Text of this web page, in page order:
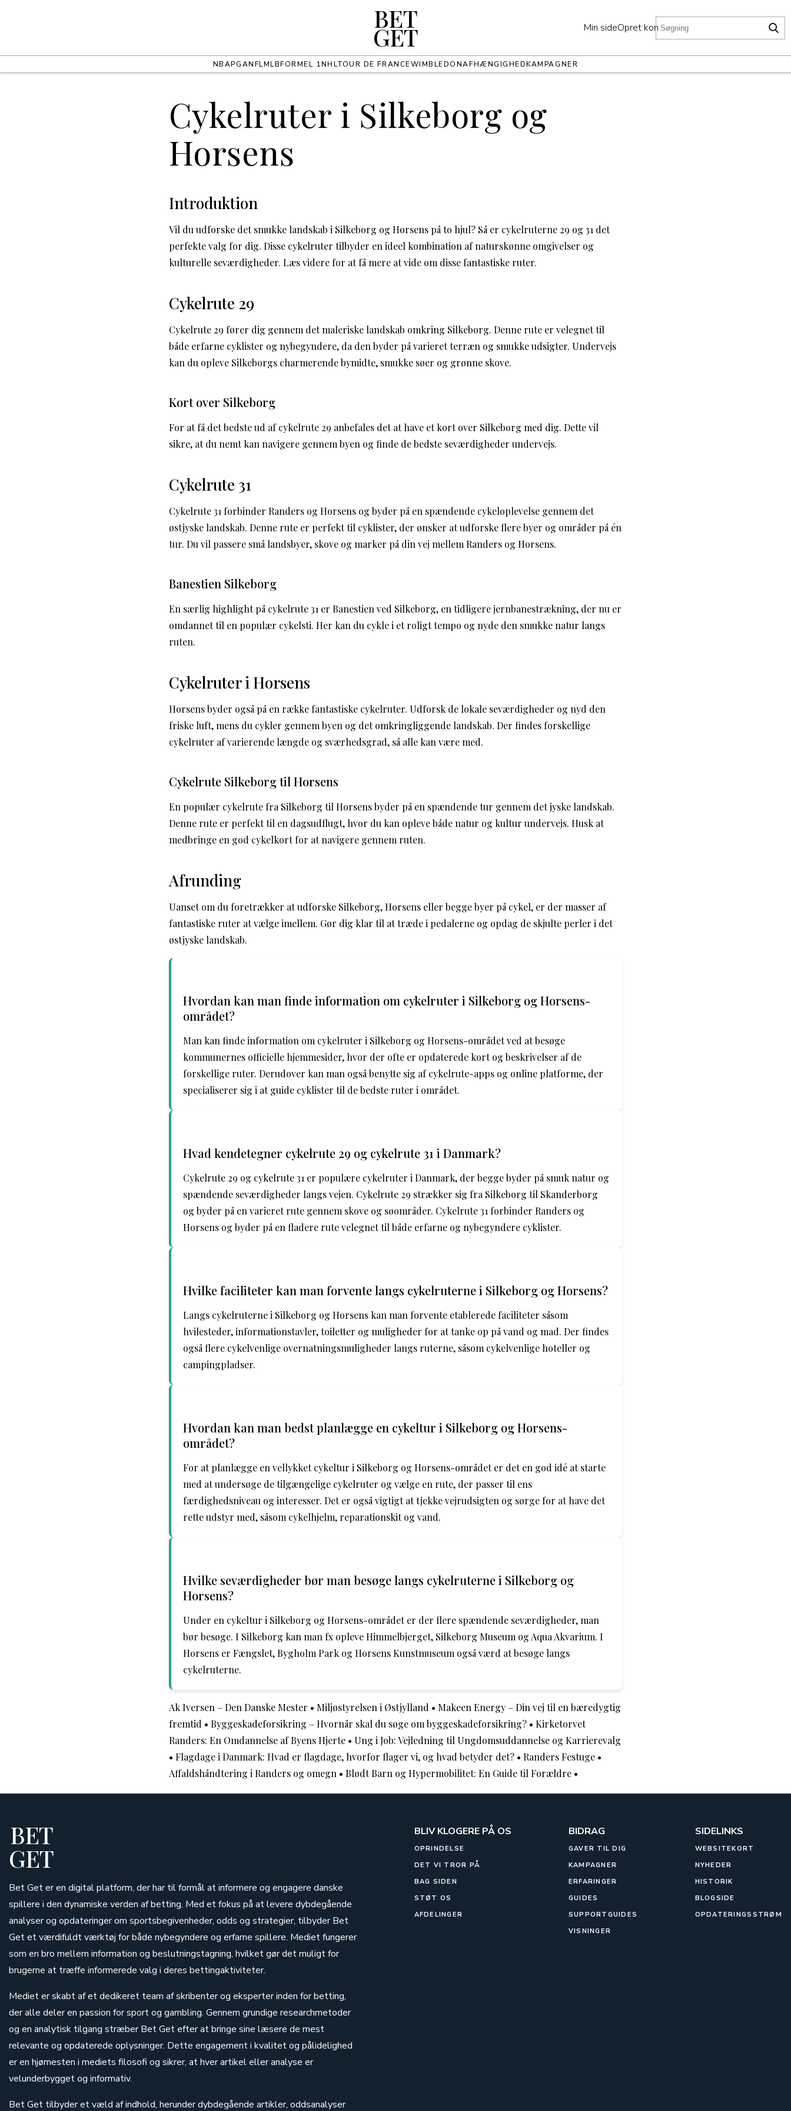
BET
GET Min sideOpret konto
NBAPGANFLMLBFORMEL 1NHLTOUR DE FRANCEWIMBLEDONAFHÆNGIGHEDKAMPAGNER
Cykelruter i Silkeborg og
Horsens
Introduktion
Vil du udforske det smukke landskab i Silkeborg og Horsens på to hjul? Så er cykelruterne 29 og 31 det
perfekte valg for dig. Disse cykelruter tilbyder en ideel kombination af naturskønne omgivelser og
kulturelle seværdigheder. Læs videre for at få mere at vide om disse fantastiske ruter.
Cykelrute 29
Cykelrute 29 fører dig gennem det maleriske landskab omkring Silkeborg. Denne rute er velegnet til
både erfarne cyklister og nybegyndere, da den byder på varieret terræn og smukke udsigter. Undervejs
kan du opleve Silkeborgs charmerende bymidte, smukke søer og grønne skove.
Kort over Silkeborg
For at få det bedste ud af cykelrute 29 anbefales det at have et kort over Silkeborg med dig. Dette vil
sikre, at du nemt kan navigere gennem byen og finde de bedste seværdigheder undervejs.
Cykelrute 31
Cykelrute 31 forbinder Randers og Horsens og byder på en spændende cykeloplevelse gennem det
østjyske landskab. Denne rute er perfekt til cyklister, der ønsker at udforske flere byer og områder på én
tur. Du vil passere små landsbyer, skove og marker på din vej mellem Randers og Horsens.
Banestien Silkeborg
En særlig highlight på cykelrute 31 er Banestien ved Silkeborg, en tidligere jernbanestrækning, der nu er
omdannet til en populær cykelsti. Her kan du cykle i et roligt tempo og nyde den smukke natur langs
ruten.
Cykelruter i Horsens
Horsens byder også på en række fantastiske cykelruter. Udforsk de lokale seværdigheder og nyd den
friske luft, mens du cykler gennem byen og det omkringliggende landskab. Der findes forskellige
cykelruter af varierende længde og sværhedsgrad, så alle kan være med.
Cykelrute Silkeborg til Horsens
En populær cykelrute fra Silkeborg til Horsens byder på en spændende tur gennem det jyske landskab.
Denne rute er perfekt til en dagsudflugt, hvor du kan opleve både natur og kultur undervejs. Husk at
medbringe en god cykelkort for at navigere gennem ruten.
Afrunding
Uanset om du foretrækker at udforske Silkeborg, Horsens eller begge byer på cykel, er der masser af
fantastiske ruter at vælge imellem. Gør dig klar til at træde i pedalerne og opdag de skjulte perler i det
østjyske landskab.
Hvordan kan man finde information om cykelruter i Silkeborg og Horsens-
området?
Man kan finde information om cykelruter i Silkeborg og Horsens-området ved at besøge
kommunernes officielle hjemmesider, hvor der ofte er opdaterede kort og beskrivelser af de
forskellige ruter. Derudover kan man også benytte sig af cykelrute-apps og online platforme, der
specialiserer sig i at guide cyklister til de bedste ruter i området.
Hvad kendetegner cykelrute 29 og cykelrute 31 i Danmark?
Cykelrute 29 og cykelrute 31 er populære cykelruter i Danmark, der begge byder på smuk natur og
spændende seværdigheder langs vejen. Cykelrute 29 strækker sig fra Silkeborg til Skanderborg
og byder på en varieret rute gennem skove og søområder. Cykelrute 31 forbinder Randers og
Horsens og byder på en fladere rute velegnet til både erfarne og nybegyndere cyklister.
Hvilke faciliteter kan man forvente langs cykelruterne i Silkeborg og Horsens?
Langs cykelruterne i Silkeborg og Horsens kan man forvente etablerede faciliteter såsom
hvilesteder, informationstavler, toiletter og muligheder for at tanke op på vand og mad. Der findes
også flere cykelvenlige overnatningsmuligheder langs ruterne, såsom cykelvenlige hoteller og
campingpladser.
Hvordan kan man bedst planlægge en cykeltur i Silkeborg og Horsens-
området?
For at planlægge en vellykket cykeltur i Silkeborg og Horsens-området er det en god idé at starte
med at undersøge de tilgængelige cykelruter og vælge en rute, der passer til ens
færdighedsniveau og interesser. Det er også vigtigt at tjekke vejrudsigten og sørge for at have det
rette udstyr med, såsom cykelhjelm, reparationskit og vand.
Hvilke seværdigheder bør man besøge langs cykelruterne i Silkeborg og
Horsens?
Under en cykeltur i Silkeborg og Horsens-området er der flere spændende seværdigheder, man
bør besøge. I Silkeborg kan man fx opleve Himmelbjerget, Silkeborg Museum og Aqua Akvarium. I
Horsens er Fængslet, Bygholm Park og Horsens Kunstmuseum også værd at besøge langs
cykelruterne.
Ak Iversen – Den Danske Mester • Miljøstyrelsen i Østjylland • Makeen Energy – Din vej til en bæredygtig
fremtid • Byggeskadeforsikring – Hvornår skal du søge om byggeskadeforsikring? • Kirketorvet
Randers: En Omdannelse af Byens Hjerte • Ung i Job: Vejledning til Ungdomsuddannelse og Karrierevalg
• Flagdage i Danmark: Hvad er flagdage, hvorfor flager vi, og hvad betyder det? • Randers Festuge •
Affaldshåndtering i Randers og omegn • Blødt Barn og Hypermobilitet: En Guide til Forældre •
BET
GET
Bet Get er en digital platform, der har til formål at informere og engagere danske
spillere i den dynamiske verden af betting. Med et fokus på at levere dybdegående
analyser og opdateringer om sportsbegivenheder, odds og strategier, tilbyder Bet
Get et værdifuldt værktøj for både nybegyndere og erfarne spillere. Mediet fungerer
som en bro mellem information og beslutningstagning, hvilket gør det muligt for
brugerne at træffe informerede valg i deres bettingaktiviteter.
Mediet er skabt af et dedikeret team af skribenter og eksperter inden for betting,
der alle deler en passion for sport og gambling. Gennem grundige researchmetoder
og en analytisk tilgang stræber Bet Get efter at bringe sine læsere de mest
relevante og opdaterede oplysninger. Dette engagement i kvalitet og pålidelighed
er en hjørnesten i mediets filosofi og sikrer, at hver artikel eller analyse er
velunderbygget og informativ.
Bet Get tilbyder et væld af indhold, herunder dybdegående artikler, oddsanalyser
BLIV KLOGERE PÅ OS
OPRINDELSE
DET VI TROR PÅ
BAG SIDEN
STØT OS
AFDELINGER
BIDRAG
GAVER TIL DIG
KAMPAGNER
ERFARINGER
GUIDES
SUPPORTGUIDES
VISNINGER
SIDELINKS
WEBSITEKORT
NYHEDER
HISTORIK
BLOGSIDE
OPDATERINGSSTRØM